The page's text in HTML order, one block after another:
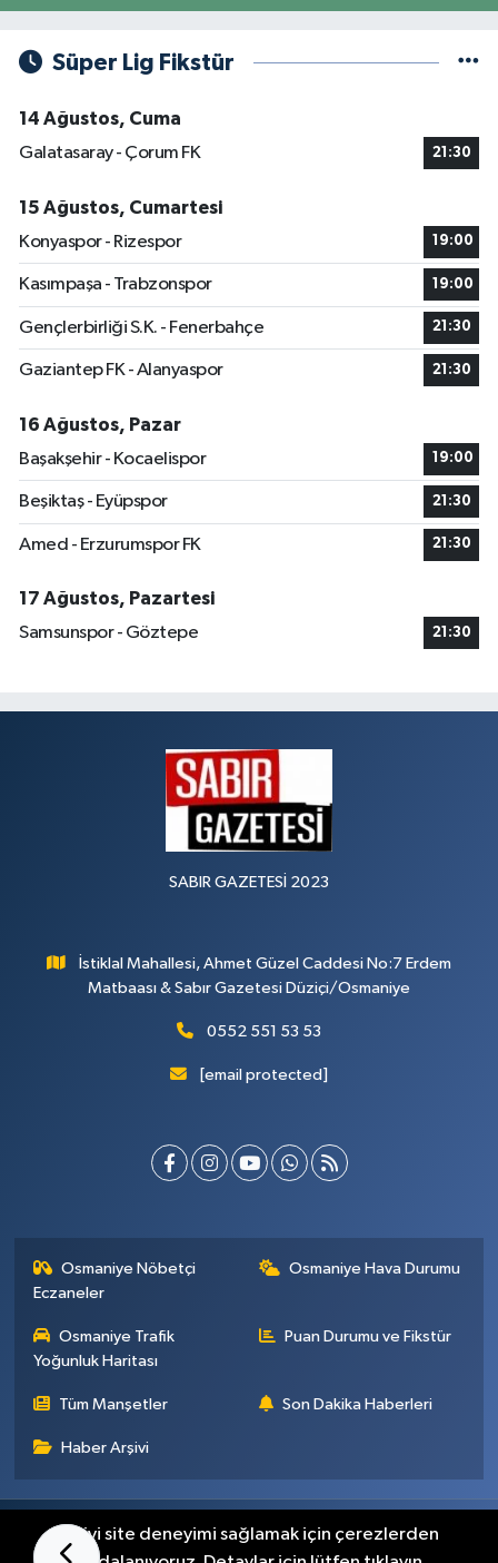
Süper Lig Fikstür
14 Ağustos, Cuma
Galatasaray - Çorum FK
21:30
15 Ağustos, Cumartesi
Konyaspor - Rizespor
19:00
Kasımpaşa - Trabzonspor 19:00
Gençlerbirliği S.K. - Fenerbahçe 21:30
Gaziantep FK - Alanyaspor 21:30
16 Ağustos, Pazar
Başakşehir - Kocaelispor
19:00
Beşiktaş - Eyüpspor 21:30
Amed - Erzurumspor FK 21:30
17 Ağustos, Pazartesi
Samsunspor - Göztepe
21:30
SABIR GAZETESİ 2023
İstiklal Mahallesi, Ahmet Güzel Caddesi No:7 Erdem
Matbaası & Sabır Gazetesi Düziçi/Osmaniye
0552 551 53 53
[email protected]
Osmaniye Nöbetçi
Eczaneler
Osmaniye Hava Durumu
Osmaniye Trafik
Yoğunluk Haritası
Puan Durumu ve Fikstür
Tüm Manşetler Son Dakika Haberleri
Haber Arşivi
Künye İletişim Gizlilik Sözleşmesi
En iyi site deneyimi sağlamak için çerezlerden